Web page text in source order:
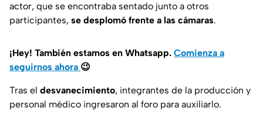
actor, que se encontraba sentado junto a otros
participantes, se desplomó frente a las cámaras.
¡Hey! También estamos en Whatsapp. Comienza a
seguirnos ahora 😉
Tras el desvanecimiento, integrantes de la producción y
personal médico ingresaron al foro para auxiliarlo.